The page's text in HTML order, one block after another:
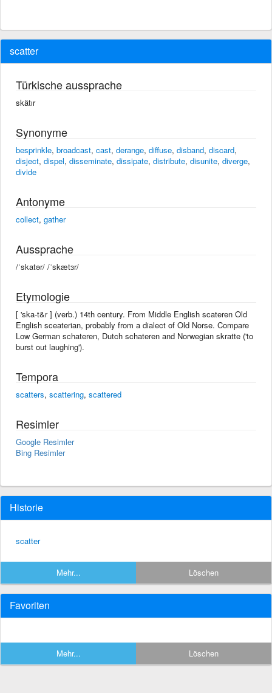
scatter
Türkische aussprache
skätır
Synonyme
besprinkle, broadcast, cast, derange, diffuse, disband, discard,
disject, dispel, disseminate, dissipate, distribute, disunite, diverge,
divide
Antonyme
collect, gather
Aussprache
/ˈskatər/ /ˈskætɜr/
Etymologie
[ 'ska-t&r ] (verb.) 14th century. From Middle English scateren Old
English sceaterian, probably from a dialect of Old Norse. Compare
Low German schateren, Dutch schateren and Norwegian skratte ('to
burst out laughing').
Tempora
scatters, scattering, scattered
Resimler
Google Resimler
Bing Resimler
Historie
scatter
Mehr... Löschen
Favoriten
Mehr... Löschen